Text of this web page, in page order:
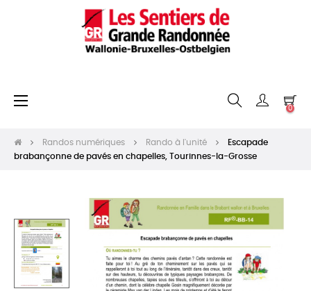
Basculer
☰
0
Randos numériques Rando à l'unité
Escapade
brabançonne de pavés en chapelles, Tourinnes-la-Grosse